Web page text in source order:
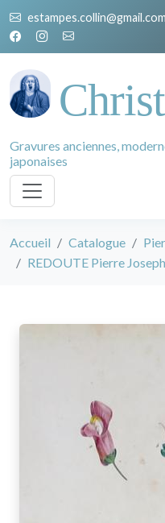
estampes.collin@gmail.com
Gravures anciennes,
japonaises
Accueil Catalogue
REDOUTE Pierre Joseph